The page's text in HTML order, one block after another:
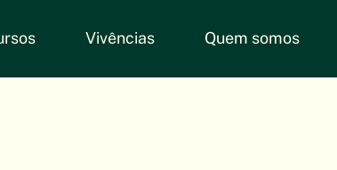
Vivências Quem somos